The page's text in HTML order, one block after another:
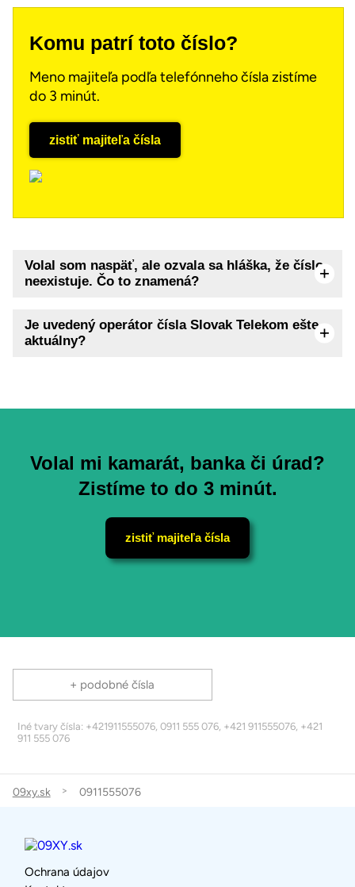
Komu patrí toto číslo?
Meno majiteľa podľa telefónneho čísla zistíme
do 3 minút.
zistiť majiteľa čísla
Volal som naspäť, ale ozvala sa hláška, že číslo
neexistuje. Čo to znamená?
Je uvedený operátor čísla Slovak Telekom ešte
aktuálny?
Volal mi kamarát, banka či úrad?
Zistíme to do 3 minút.
zistiť majiteľa čísla
+ podobné čísla
Iné tvary čísla: +421911555076, 0911 555 076, +421 911555076, +421
911 555 076
09xy.sk 0911555076
Ochrana údajov